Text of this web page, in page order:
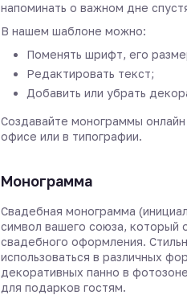
напоминать о важном дне
В нашем шаблоне можно:
Поменять шрифт, его
Редактировать текст;
Добавить или убрать
Создавайте монограммы
офисе или в типографии.
Монограмма
Свадебная монограмма
символ вашего союза, который
свадебного оформления.
использоваться в различных
декоративных панно в
для подарков гостям.